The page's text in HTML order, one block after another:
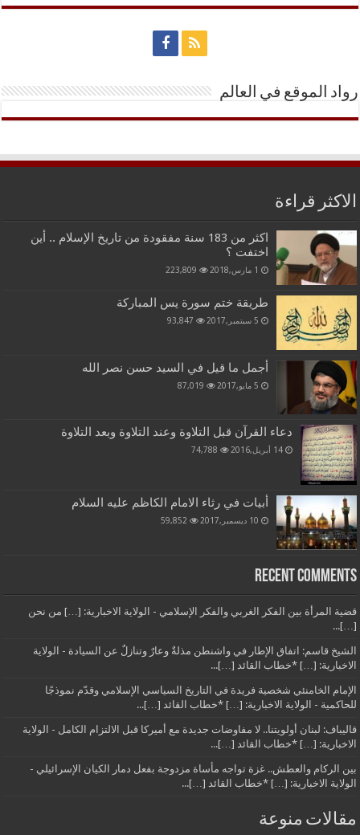
رواد الموقع في العالم
الاكثر قراءة
اكثر من 183 سنة مفقودة من تاريخ الإسلام .. أين
اختفت ؟
1 مارس,2018 223,809
طريقة ختم سورة يس المباركة
5 سبتمبر,2017 93,847
أجمل ما قيل في السيد حسن نصر الله
5 مايو,2017 87,019
دعاء القرآن قبل التلاوة وعند التلاوة وبعد التلاوة
14 أبريل,2016 74,788
أبيات في رثاء الامام الكاظم عليه السلام
10 ديسمبر,2017 59,852
Recent Comments
قضية المرأة بين الفكر الغربي والفكر الإسلامي - الولاية الاخبارية: […] من نحن
[…]...
الشيخ قاسم: اتفاق الإطار في واشنطن مذلةٌ وعارٌ وتنازلٌ عن السيادة - الولاية
الاخبارية: […] *خطاب القائد […]...
الإمام الخامنئي شخصية فريدة في التاريخ السياسي الإسلامي وقدّم نموذجًا
للحاكمية - الولاية الاخبارية: […] *خطاب القائد […]...
قاليباف: لبنان أولويتنا.. لا مفاوضات جديدة مع أميركا قبل الالتزام الكامل - الولاية
الاخبارية: […] *خطاب القائد […]...
بين الركام والعطش.. غزة تواجه مأساة مزدوجة بفعل دمار الكيان الإسرائيلي -
الولاية الاخبارية: […] *خطاب القائد […]...
مقالات منوعة